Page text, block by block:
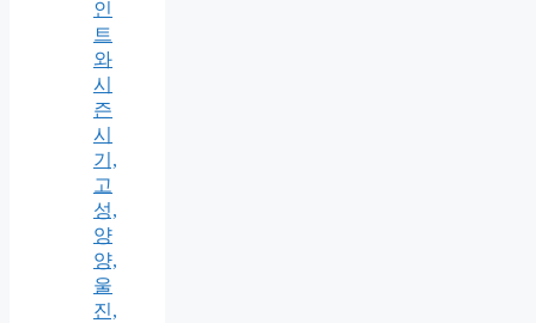
인
트
와
시
즌
시
기,
고
성,
양
양,
울
진,